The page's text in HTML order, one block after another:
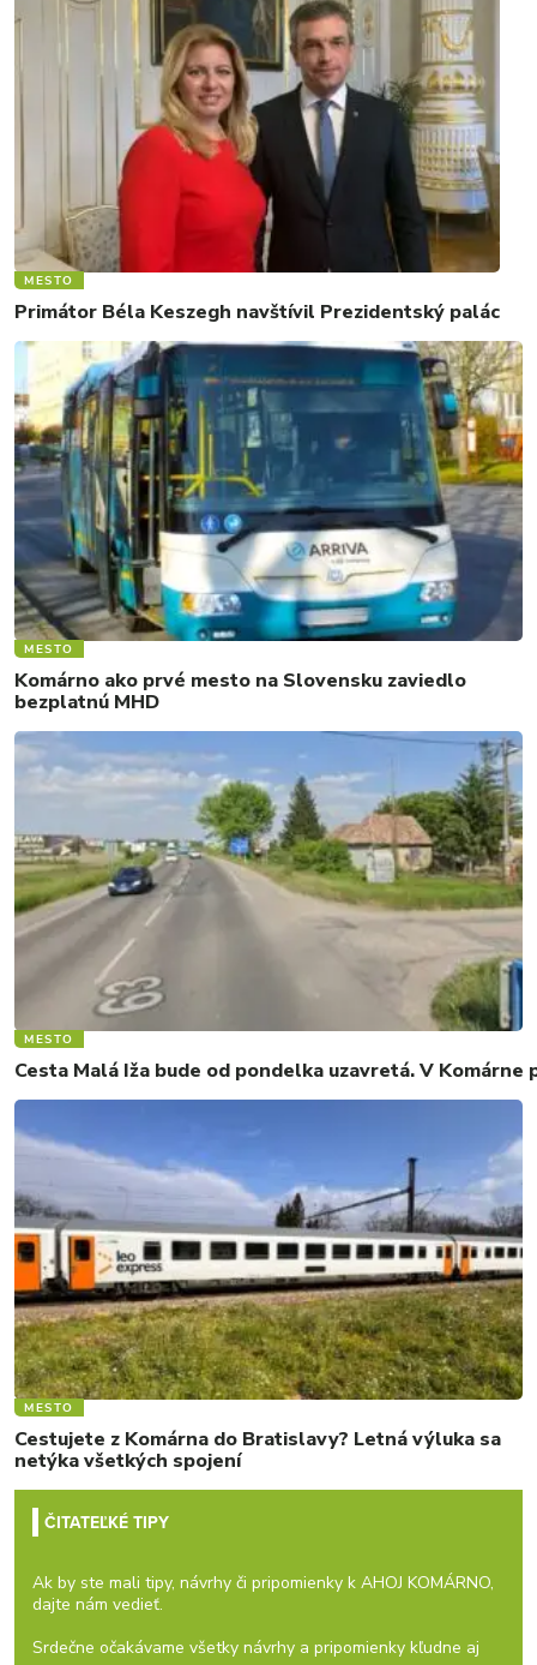
MESTO
Primátor Béla Keszegh navštívil Prezidentský palác
MESTO
Komárno ako prvé mesto na Slovensku zaviedlo
bezplatnú MHD
MESTO
Cesta Malá Iža bude od pondelka uzavretá. V
MESTO
Cestujete z Komárna do Bratislavy? Letná výluka sa
netýka všetkých spojení
ČITATEĽKÉ TIPY
Ak by ste mali tipy, návrhy či pripomienky k AHOJ KOMÁRNO,
dajte nám vedieť.
Srdečne očakávame všetky návrhy a pripomienky kľudne aj